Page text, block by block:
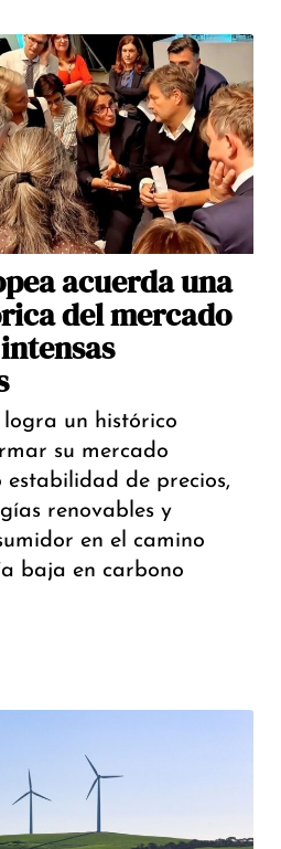
acuerda una
del mercado
un histórico
su mercado
estabilidad de precios,
renovables y
en el camino
baja en carbono